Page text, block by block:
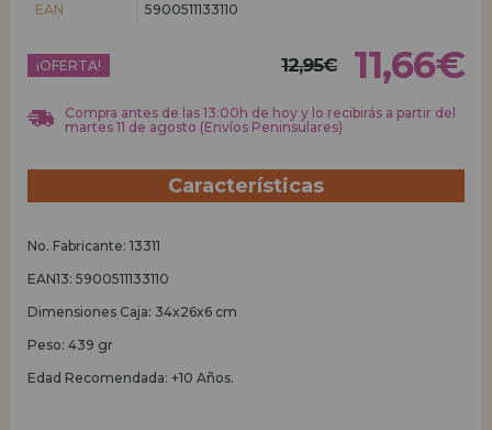
¡Adelante! Te estábamos esperando.
REGISTRO DISTRIBUIDOR
EAN
5900511133110
¡OFERTA! 12,95€ 11,66€
Compra antes de las 13:00h de hoy y lo recibirás a partir del
martes 11 de agosto (Envíos Peninsulares)
Características
No. Fabricante: 13311
EAN13: 5900511133110
Dimensiones Caja: 34x26x6 cm
Peso: 439 gr
Edad Recomendada: +10 Años.